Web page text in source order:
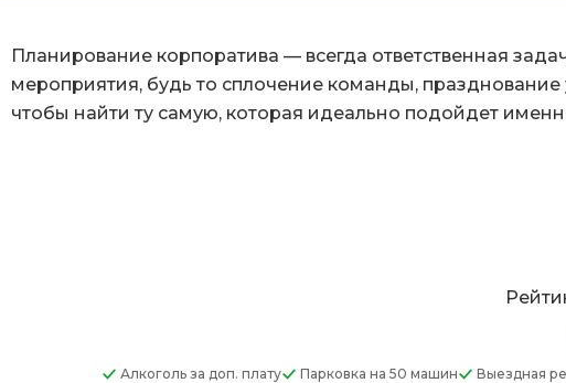
Планирование корпоратива — всегда ответственная
мероприятия, будь то сплочение команды,
чтобы найти ту самую, которая идеально подойдет
Алкоголь за доп. плату Парковка на 50 машин Выездная